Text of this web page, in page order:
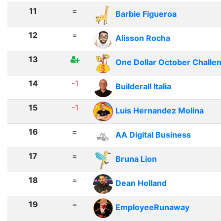
11 = Barbie Figueroa
12 = Alisson Rocha
13 One Dollar October
14 -1 Builderall Italia
15 -1 Luis Hernandez Molina
16 = AA Digital Business
17 = Bruna Lion
18 = Dean Holland
19 = EmployeeRunaway